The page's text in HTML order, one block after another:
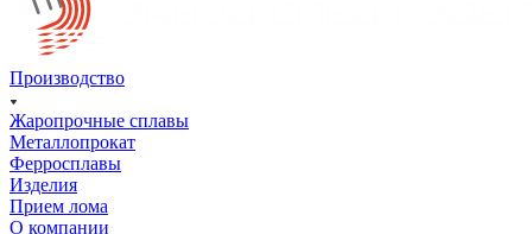
Производство
Жаропрочные сплавы
Металлопрокат
Ферросплавы
Изделия
Прием лома
О компании